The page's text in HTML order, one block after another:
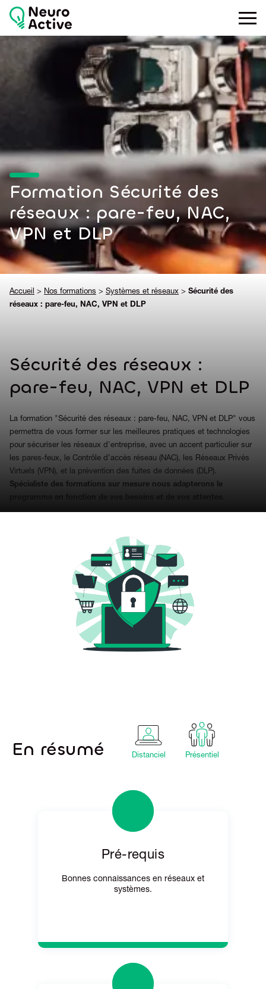
Toggle
Formation Sécurité des
réseaux : pare-feu, NAC,
VPN et DLP
Accueil > Nos formations > Systèmes et réseaux > Sécurité des
réseaux : pare-feu, NAC, VPN et DLP
Sécurité des réseaux :
pare-feu, NAC, VPN et DLP
La formation "Sécurité des réseaux : pare-feu, NAC, VPN et DLP" vous
permettra de vous former sur les meilleures pratiques et technologies
pour sécuriser les réseaux d'entreprise, avec un accent particulier sur
les pares-feux, le Contrôle d’accès réseau (NAC), les Réseaux Privés
Virtuels (VPN), et la prévention des fuites de données (DLP).
Spécialiste des formations sur mesure nous adapterons le
En résumé Distanciel Présentiel
Pré-requis
Bonnes connaissances en réseaux et
systèmes.